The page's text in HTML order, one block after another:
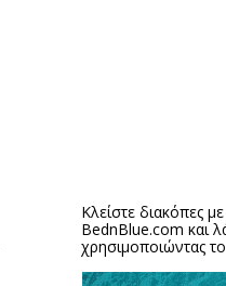
Κλείστε διακόπες
BednBlue.com και
χρησιμοποιώντας